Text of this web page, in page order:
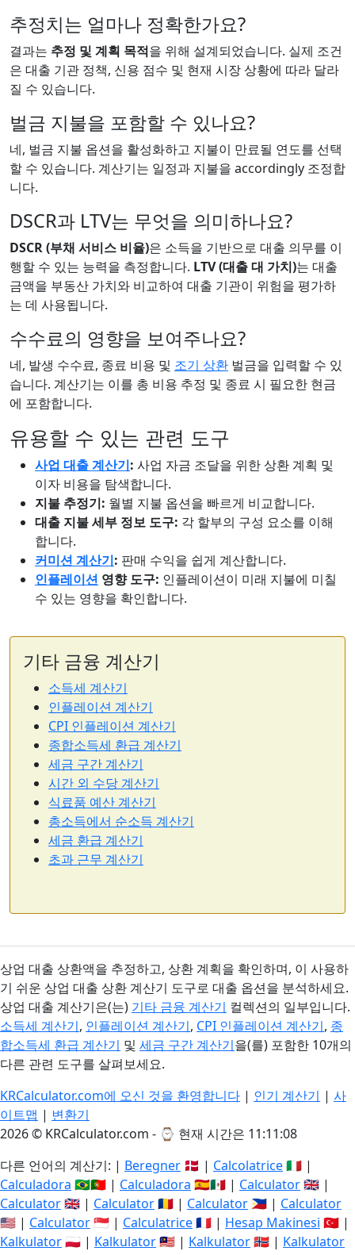
추정치는 얼마나 정확한가요?
결과는 추정 및 계획 목적을 위해 설계되었습니다. 실제 조건
은 대출 기관 정책, 신용 점수 및 현재 시장 상황에 따라 달라
질 수 있습니다.
벌금 지불을 포함할 수 있나요?
네, 벌금 지불 옵션을 활성화하고 지불이 만료될 연도를 선택
할 수 있습니다. 계산기는 일정과 지불을 accordingly 조정합
니다.
DSCR과 LTV는 무엇을 의미하나요?
DSCR (부채 서비스 비율)은 소득을 기반으로 대출 의무를 이
행할 수 있는 능력을 측정합니다. LTV (대출 대 가치)는 대출
금액을 부동산 가치와 비교하여 대출 기관이 위험을 평가하
는 데 사용됩니다.
수수료의 영향을 보여주나요?
네, 발생 수수료, 종료 비용 및 조기 상환 벌금을 입력할 수 있
습니다. 계산기는 이를 총 비용 추정 및 종료 시 필요한 현금
에 포함합니다.
유용할 수 있는 관련 도구
사업 대출 계산기: 사업 자금 조달을 위한 상환 계획 및
이자 비용을 탐색합니다.
지불 추정기: 월별 지불 옵션을 빠르게 비교합니다.
대출 지불 세부 정보 도구: 각 할부의 구성 요소를 이해
합니다.
커미션 계산기: 판매 수익을 쉽게 계산합니다.
인플레이션 영향 도구: 인플레이션이 미래 지불에 미칠
수 있는 영향을 확인합니다.
기타 금융 계산기
소득세 계산기
인플레이션 계산기
CPI 인플레이션 계산기
종합소득세 환급 계산기
세금 구간 계산기
시간 외 수당 계산기
식료품 예산 계산기
총소득에서 순소득 계산기
세금 환급 계산기
초과 근무 계산기
상업 대출 상환액을 추정하고, 상환 계획을 확인하며, 이 사용하
기 쉬운 상업 대출 상환 계산기 도구로 대출 옵션을 분석하세요.
상업 대출 계산기은(는) 기타 금융 계산기 컬렉션의 일부입니다.
소득세 계산기, 인플레이션 계산기, CPI 인플레이션 계산기, 종
합소득세 환급 계산기 및 세금 구간 계산기을(를) 포함한 10개의
다른 관련 도구를 살펴보세요.
KRCalculator.com에 오신 것을 환영합니다 | 인기 계산기 | 사
이트맵 | 변환기
2026 © KRCalculator.com - ⌚ 현재 시간은 11:11:08
다른 언어의 계산기: | Beregner 🇩🇰 | Calcolatrice🇮🇹 |
Calculadora 🇧🇷🇵🇹 | Calculadora 🇪🇸🇲🇽 | Calculator🇬🇧 |
Calculator🇬🇧 | Calculator🇷🇴 | Calculator 🇵🇭 | Calculator
🇺🇸 | Calculator🇸🇬 | Calculatrice🇫🇷 | Hesap Makinesi 🇹🇷 |
Kalkulator🇵🇱 | Kalkulator🇲🇾 | Kalkulator🇳🇴 | Kalkulator